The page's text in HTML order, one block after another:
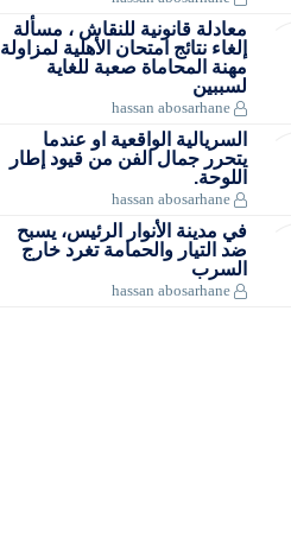
معادلة قانونية للنقاش ، مسألة
إلغاء نتائج امتحان الأهلية لمزاولة
مهنة المحاماة صعبة للغاية
لسببين
hassan abosarhane
السريالية الواقعية او عندما
يتحرر جمال الفن من قيود إطار
اللوحة.
hassan abosarhane
في مدينة الأنوار الرئيس، يسبح
ضد التيار والحمامة تغرد خارج
السرب
hassan abosarhane